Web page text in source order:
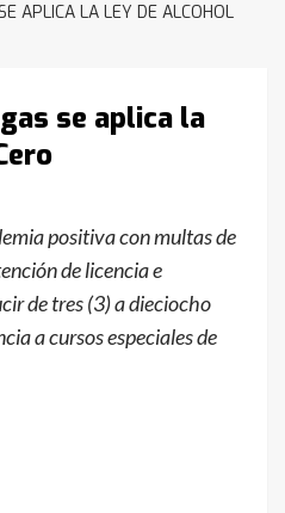
APLICA LA LEY DE ALCOHOL
se aplica la
positiva con multas de
de licencia e
de tres (3) a dieciocho
a cursos especiales de